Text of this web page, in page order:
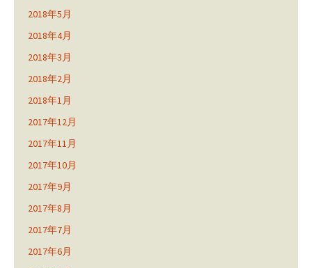
2018年5月
2018年4月
2018年3月
2018年2月
2018年1月
2017年12月
2017年11月
2017年10月
2017年9月
2017年8月
2017年7月
2017年6月